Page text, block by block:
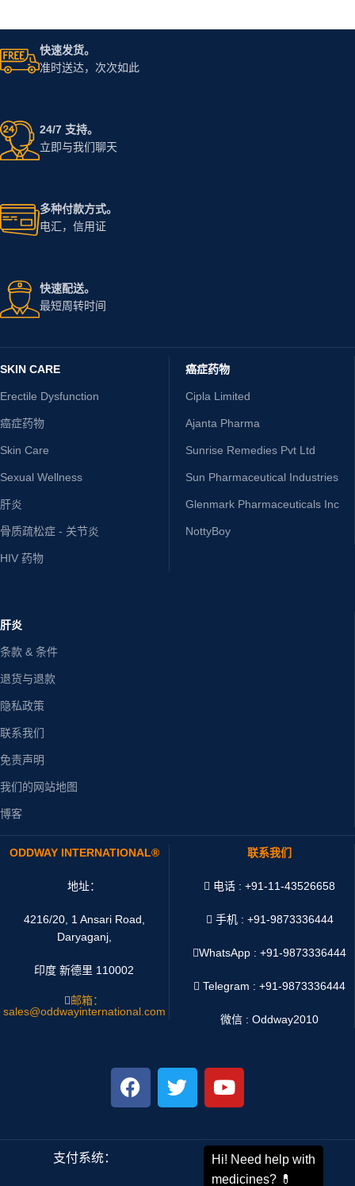
快速发货。
准时送达，次次如此
24/7 支持。
立即与我们聊天
多种付款方式。
电汇，信用证
快速配送。
最短周转时间
SKIN CARE
Erectile Dysfunction
癌症药物
Skin Care
Sexual Wellness
肝炎
骨质疏松症 - 关节炎
HIV 药物
癌症药物
Cipla Limited
Ajanta Pharma
Sunrise Remedies Pvt Ltd
Sun Pharmaceutical Industries
Glenmark Pharmaceuticals Inc
NottyBoy
肝炎
条款 & 条件
退货与退款
隐私政策
联系我们
免责声明
我们的网站地图
博客
ODDWAY INTERNATIONAL®
地址：
4216/20, 1 Ansari Road,
Daryaganj,
印度 新德里 110002
邮箱：
sales@oddwayinternational.com
联系我们
电话 : +91-11-43526658
手机 : +91-9873336444
WhatsApp :+91-9873336444
Telegram : +91-9873336444
微信 : Oddway2010
支付系统： 运输系统：